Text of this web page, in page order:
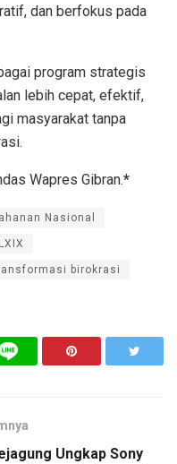
dan berfokus pada
program strategis
lebih cepat, efektif,
masyarakat tanpa
Wapres Gibran.*
Nasional
birokrasi
Ungkap Sony